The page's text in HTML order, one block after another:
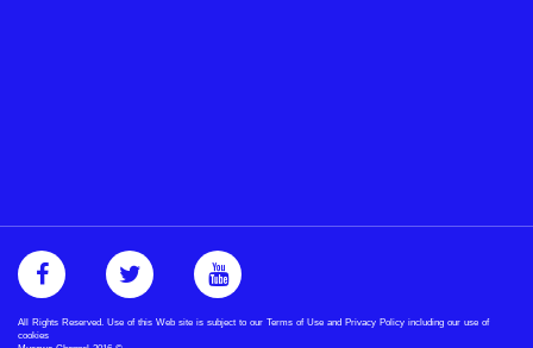
All Rights Reserved. Use of this Web site is subject to our Terms of Use and Privacy Policy including our use of
cookies